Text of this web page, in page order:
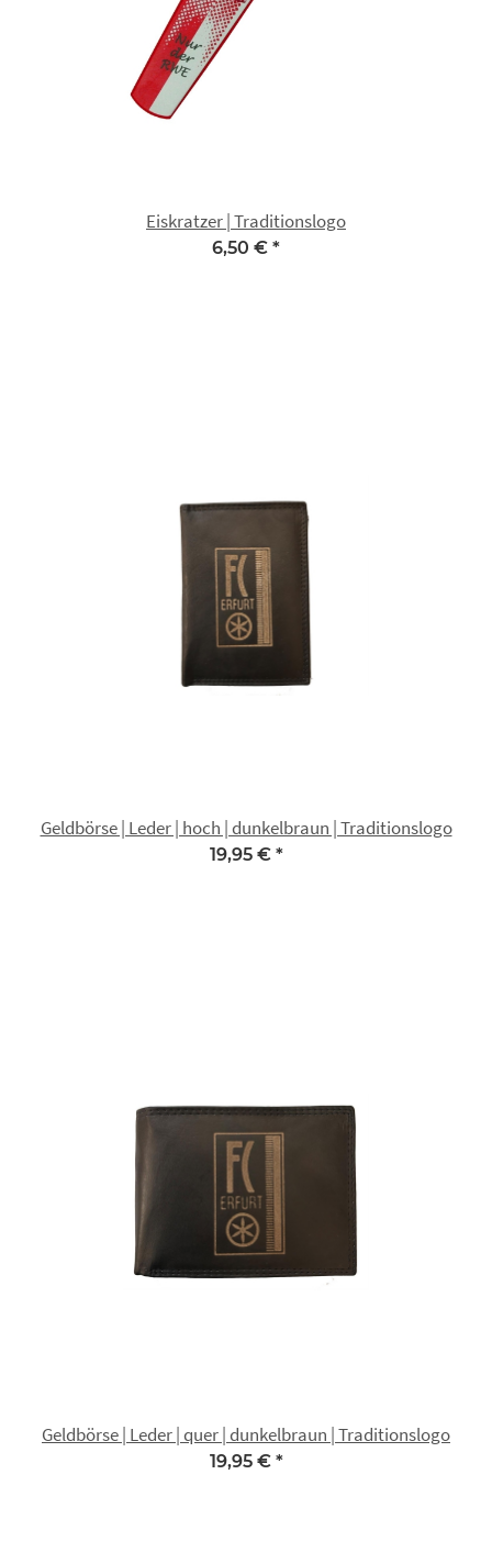
Eiskratzer | Traditionslogo
6,50 € *
Geldbörse | Leder | hoch | dunkelbraun | Traditionslogo
19,95 € *
Geldbörse | Leder | quer | dunkelbraun | Traditionslogo
19,95 € *